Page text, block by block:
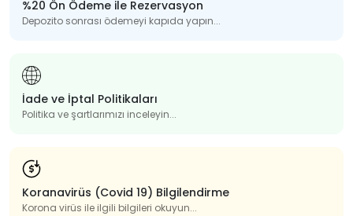
%20 Ön Ödeme ile Rezervasyon
Depozito sonrası ödemeyi kapıda yapın...
İade ve İptal Politikaları
Politika ve şartlarımızı inceleyin...
Koranavirüs (Covid 19) Bilgilendirme
Korona virüs ile ilgili bilgileri okuyun...